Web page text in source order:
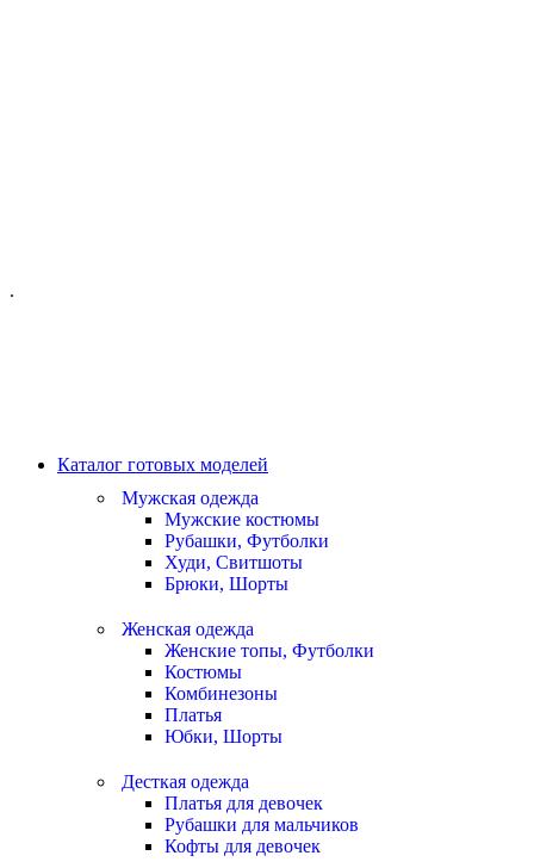
.
Каталог готовых моделей
Мужская одежда
Мужские костюмы
Рубашки, Футболки
Худи, Свитшоты
Брюки, Шорты
Женская одежда
Женские топы, Футболки
Костюмы
Комбинезоны
Платья
Юбки, Шорты
Десткая одежда
Платья для девочек
Рубашки для мальчиков
Кофты для девочек